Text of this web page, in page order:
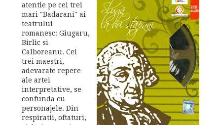
atentie pe cei trei
mari "Badarani" ai
teatrului
romanesc: Giugaru,
Birlic si
Calboreanu. Cei
trei maestri,
adevarate repere
ale artei
interpretative, se
confunda cu
personajele. Din
respiratii, oftaturi,